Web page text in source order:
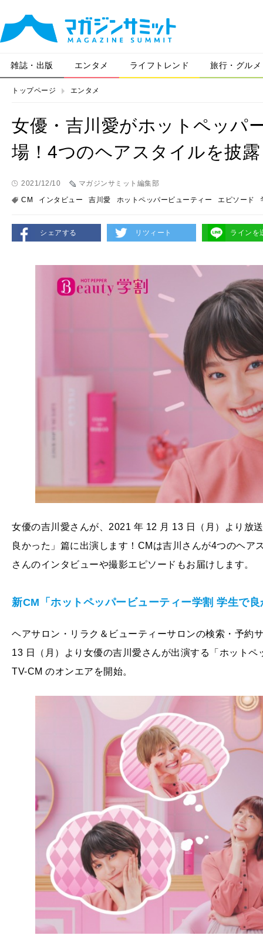
雑誌・出版 エンタメ ライフトレンド 旅行・グルメ
トップページ エンタメ
女優・吉川愛がホットペッパ
場！4つのヘアスタイルを披
2021/12/10
マガジンサミット編集部
CM
インタビュー 吉川愛 ホットペッパービューティー エピソード
シェアする リツィート ラインを
女優の吉川愛さんが、2021 年 12 月 13 日（月）より放
良かった」篇に出演します！CMは吉川さんが4つのヘア
さんのインタビューや撮影エピソードもお届けします。
新CM 「ホットペッパービューティー学割 学生で良
ヘアサロン・リラク＆ビューティーサロンの検索・予約
13 日（月）より女優の吉川愛さんが出演する「ホット
TV-CM のオンエアを開始。